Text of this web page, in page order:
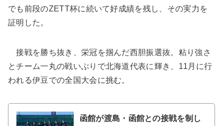
でも前段のZETT杯に続いて好成績を残し、その実力を
証明した。
接戦を勝ち抜き、栄冠を掴んだ西胆振選抜。粘り強さ
とチーム一丸の戦いぶりで北海道代表に輝き、11月に行
われる伊豆での全国大会に挑む。
函館が渡島・函館との接戦を制し